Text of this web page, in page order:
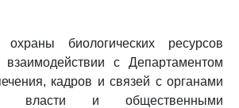
биологических ресурсов
с Департаментом
кадров и связей с органами
власти и общественными